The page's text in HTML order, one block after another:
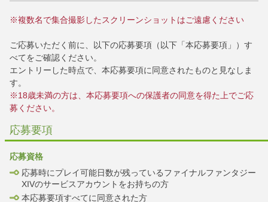
※複数名で集合撮影したスクリーンショットはご遠慮ください
ご応募いただく前に、以下の応募要項（以下「本応募要項」）す
べてをご確認ください。
エントリーした時点で、本応募要項に同意されたものと見なしま
す。
※18歳未満の方は、本応募要項への保護者の同意を得た上でご応
募ください。
応募要項
応募資格
応募時にプレイ可能日数が残っているファイナルファンタジー
XIVのサービスアカウントをお持ちの方
本応募要項すべてに同意された方